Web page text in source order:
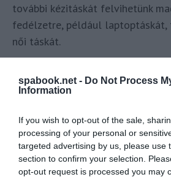
spabook.net - Do Not Process
Information
If you wish to opt-out of the sale,
processing of your personal or
targeted advertising by us, please use
section to confirm your selection.
opt-out request is processed you may
további kézitáskát felvihetünk
fedélzetre, például
női táskát.
választhatunk:
„classic”
„flex”